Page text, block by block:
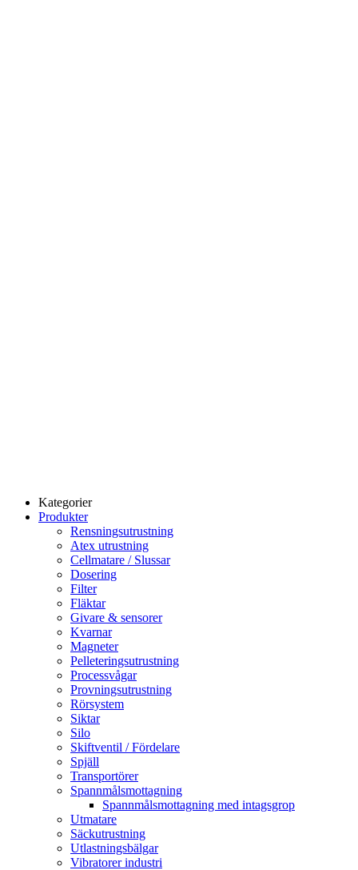
Kategorier
Produkter
Rensningsutrustning
Atex utrustning
Cellmatare / Slussar
Dosering
Filter
Fläktar
Givare & sensorer
Kvarnar
Magneter
Pelleteringsutrustning
Processvågar
Provningsutrustning
Rörsystem
Siktar
Silo
Skiftventil / Fördelare
Spjäll
Transportörer
Spannmålsmottagning
Spannmålsmottagning med intagsgrop
Utmatare
Säckutrustning
Utlastningsbälgar
Vibratorer industri